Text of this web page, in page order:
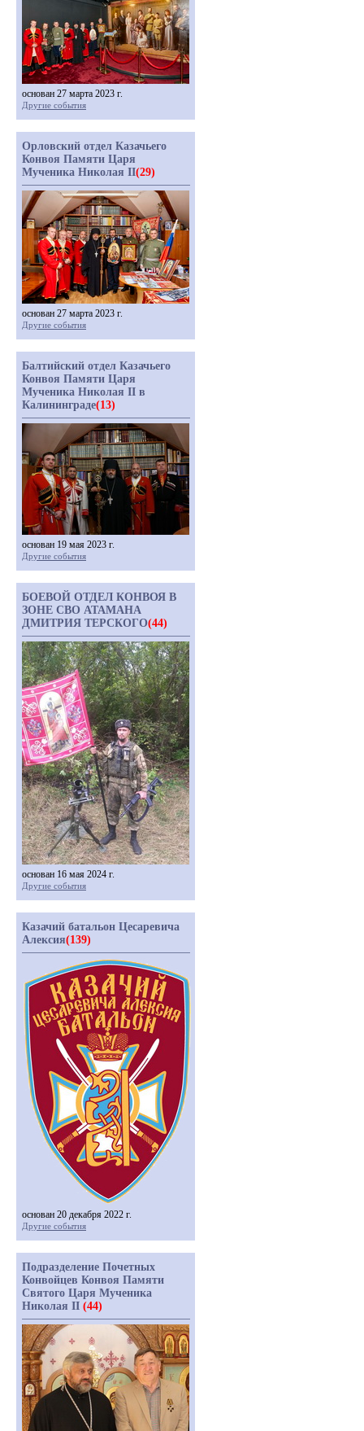
основан 27 марта 2023 г.
Другие события
Орловский отдел Казачьего
Конвоя Памяти Царя
Мученика Николая II(29)
основан 27 марта 2023 г.
Другие события
Балтийский отдел Казачьего
Конвоя Памяти Царя
Мученика Николая II в
Калининграде(13)
основан 19 мая 2023 г.
Другие события
БОЕВОЙ ОТДЕЛ КОНВОЯ В
ЗОНЕ СВО АТАМАНА
ДМИТРИЯ ТЕРСКОГО(44)
основан 16 мая 2024 г.
Другие события
Казачий батальон Цесаревича
Алексия(139)
основан 20 декабря 2022 г.
Другие события
Подразделение Почетных
Конвойцев Конвоя Памяти
Святого Царя Мученика
Николая II (44)